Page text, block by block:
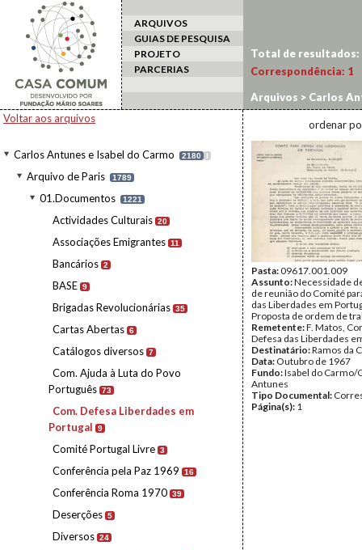
ARQUIVOS
GUIAS DE PESQUISA
PROJETO
PARCERIAS
Voltar aos arquivos
Carlos Antunes e Isabel do Carmo 2180 I
Arquivo de Paris 1789
01.Documentos 1221
Actividades Culturais 20
Associações Emigrantes 11
Bancários 2
BASE 9
Brigadas Revolucionárias 35
Cartas Abertas 6
Catálogos diversos 7
Com. Ajuda à Luta do Povo
Português 73
Com. Defesa Liberdades em
Portugal
9
Comité Portugal Livre 3
Conferência pela Paz 1969 16
Conferência Roma 1970 39
Deserções 5
Diversos 24
Total de resultados:
Correspondência: 1
Arquivos > Carlos
Liberdades em
ordenar
Pasta:09617.001.009
Assunto:Necessidade
de reunião do Comité
das Liberdades em
Proposta de ordem de
Remetente:F. Matos,
Defesa das Liberdades
Destinatário:Ramos da
Data: Outubro de 1967
Fundo:Isabel do Carmo/
Antunes
Tipo Documental:
Página(s): 1